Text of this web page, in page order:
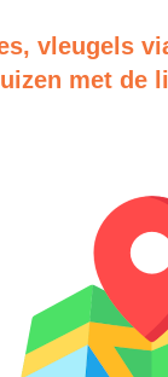
vleugels
met de